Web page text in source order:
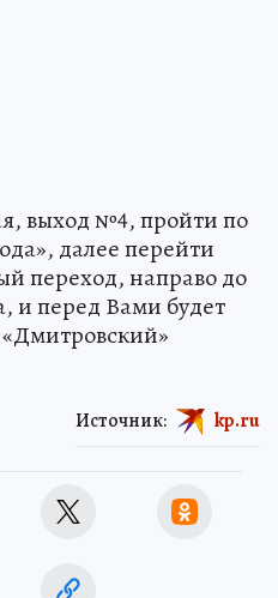
выход №4, пройти по
далее перейти
переход, направо до
и перед Вами будет
Источник: kp.ru